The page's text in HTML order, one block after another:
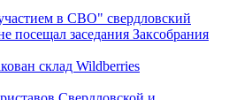
в СВО" свердловский
посещал заседания Заксобрания
склад Wildberries